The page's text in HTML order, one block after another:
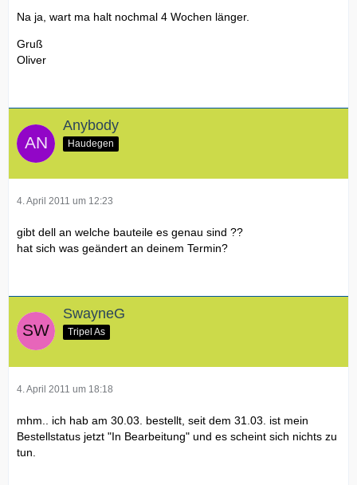
Na ja, wart ma halt nochmal 4 Wochen länger.
Gruß
Oliver
Anybody
Haudegen
4. April 2011 um 12:23
gibt dell an welche bauteile es genau sind ??
hat sich was geändert an deinem Termin?
SwayneG
Tripel As
4. April 2011 um 18:18
mhm.. ich hab am 30.03. bestellt, seit dem 31.03. ist mein
Bestellstatus jetzt "In Bearbeitung" und es scheint sich nichts zu
tun.